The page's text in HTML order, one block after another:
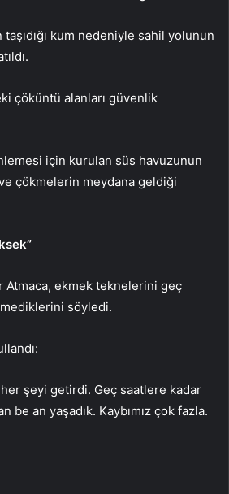
taşıdığı kum nedeniyle sahil yolunun
çöküntü alanları güvenlik
için kurulan süs havuzunun
çökmelerin meydana geldiği
Atmaca, ekmek teknelerini geç
söyledi.
her şeyi getirdi. Geç saatlere kadar
be an yaşadık. Kaybımız çok fazla.